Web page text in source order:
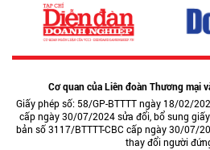
Cơ quan của Liên đoàn Thương mại
Giấy phép số: 58/GP-BTTTT ngày 18/02/
cấp ngày 30/07/2024 sửa đổi, bổ sung
bản số 3117/BTTTT-CBC cấp ngày 30/07/
thay đổi người